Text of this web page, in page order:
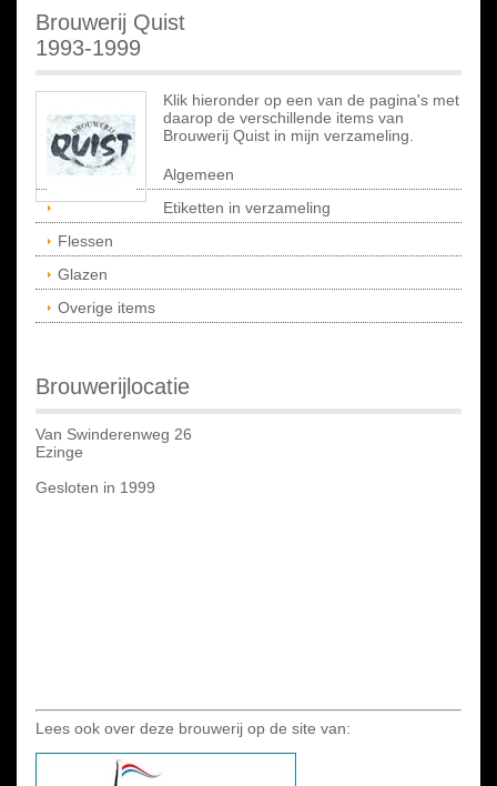
Brouwerij Quist
1993-1999
Klik hieronder op een van de pagina's met
daarop de verschillende items van
Brouwerij Quist in mijn verzameling.
Algemeen
Etiketten in verzameling
Flessen
Glazen
Overige items
Brouwerijlocatie
Van Swinderenweg 26
Ezinge
Gesloten in 1999
Lees ook over deze brouwerij op de site van: